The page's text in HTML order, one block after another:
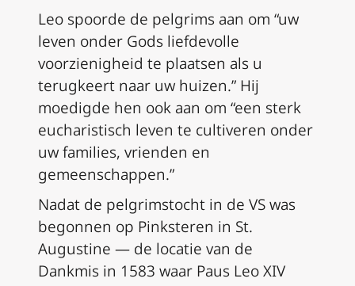
Leo spoorde de pelgrims aan om “uw
leven onder Gods liefdevolle
voorzienigheid te plaatsen als u
terugkeert naar uw huizen.” Hij
moedigde hen ook aan om “een sterk
eucharistisch leven te cultiveren onder
uw families, vrienden en
gemeenschappen.”
Nadat de pelgrimstocht in de VS was
begonnen op Pinksteren in St.
Augustine — de locatie van de
Dankmis in 1583 waar Paus Leo XIV